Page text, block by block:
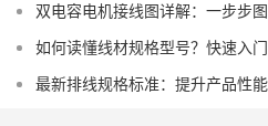
双电容电机接线图详解：一步步
如何读懂线材规格型号？快速入
最新排线规格标准：提升产品性